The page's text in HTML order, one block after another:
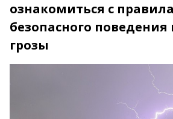
ознакомиться с
безопасного поведения
грозы